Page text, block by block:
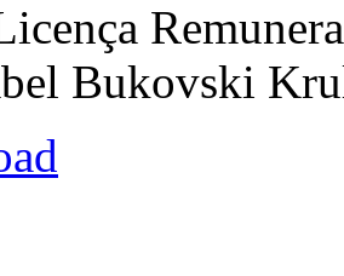
Bukovski